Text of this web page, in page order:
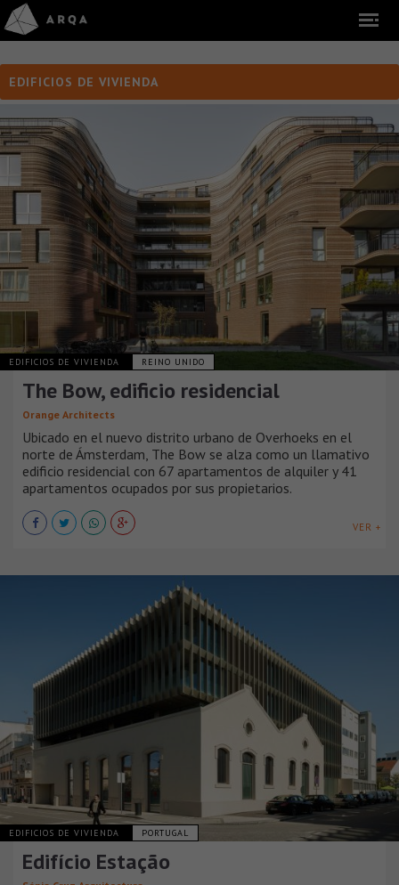
EDIFICIOS DE VIVIENDA
EDIFICIOS DE VIVIENDA REINO UNIDO
The Bow, edificio residencial
Orange Architects
Ubicado en el nuevo distrito urbano de Overhoeks en el
norte de Ámsterdam, The Bow se alza como un llamativo
edificio residencial con 67 apartamentos de alquiler y 41
apartamentos ocupados por sus propietarios.
VER +
EDIFICIOS DE VIVIENDA PORTUGAL
Edifício Estação